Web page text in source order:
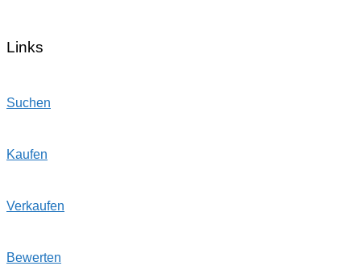
Links
Suchen
Kaufen
Verkaufen
Bewerten